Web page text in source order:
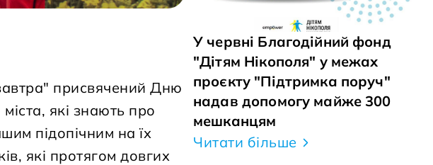
присвячений Дню
які знають про
підопічним на їх
які протягом довгих
У червні Благодійний фонд
"Дітям Нікополя" у межах
проєкту "Підтримка поруч"
надав допомогу майже 300
мешканцям
Читати більше